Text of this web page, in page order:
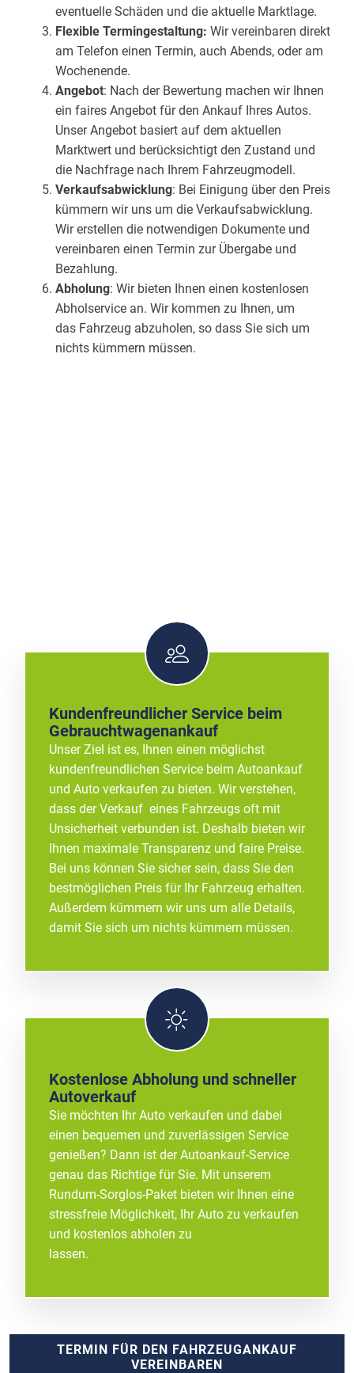
eventuelle Schäden und die aktuelle Marktlage.
Flexible Termingestaltung: Wir vereinbaren direkt
am Telefon einen Termin, auch Abends, oder am
Wochenende.
Angebot: Nach der Bewertung machen wir Ihnen
ein faires Angebot für den Ankauf Ihres Autos.
Unser Angebot basiert auf dem aktuellen
Marktwert und berücksichtigt den Zustand und
die Nachfrage nach Ihrem Fahrzeugmodell.
Verkaufsabwicklung: Bei Einigung über den Preis
kümmern wir uns um die Verkaufsabwicklung.
Wir erstellen die notwendigen Dokumente und
vereinbaren einen Termin zur Übergabe und
Bezahlung.
Abholung: Wir bieten Ihnen einen kostenlosen
Abholservice an. Wir kommen zu Ihnen, um
das Fahrzeug abzuholen, so dass Sie sich um
nichts kümmern müssen.
Kundenfreundlicher Service beim
Gebrauchtwagenankauf
Unser Ziel ist es, Ihnen einen möglichst
kundenfreundlichen Service beim Autoankauf
und Auto verkaufen zu bieten. Wir verstehen,
dass der Verkauf eines Fahrzeugs oft mit
Unsicherheit verbunden ist. Deshalb bieten wir
Ihnen maximale Transparenz und faire Preise.
Bei uns können Sie sicher sein, dass Sie den
bestmöglichen Preis für Ihr Fahrzeug erhalten.
Außerdem kümmern wir uns um alle Details,
damit Sie sich um nichts kümmern müssen.
Kostenlose Abholung und schneller
Autoverkauf
Sie möchten Ihr Auto verkaufen und dabei
einen bequemen und zuverlässigen Service
genießen? Dann ist der Autoankauf-Service
genau das Richtige für Sie. Mit unserem
Rundum-Sorglos-Paket bieten wir Ihnen eine
stressfreie Möglichkeit, Ihr Auto zu verkaufen
und kostenlos abholen zu
lassen.
TERMIN FÜR DEN FAHRZEUGANKAUF
VEREINBAREN